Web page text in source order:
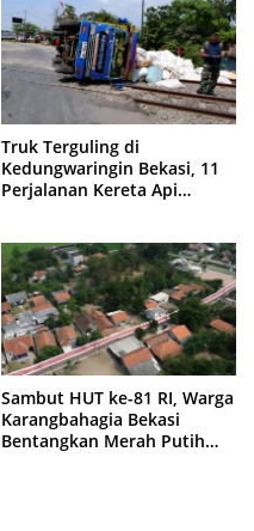
Truk Terguling di
Kedungwaringin Bekasi, 11
Perjalanan Kereta Api
Sambut HUT ke-81 RI, Warga
Karangbahagia Bekasi
Bentangkan Merah Putih